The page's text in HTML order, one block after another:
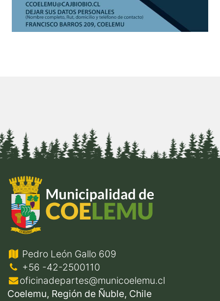
Pedro León Gallo 609
+56 -42-2500110
oficinadepartes@municoelemu.cl
Coelemu, Región de Ñuble, Chile